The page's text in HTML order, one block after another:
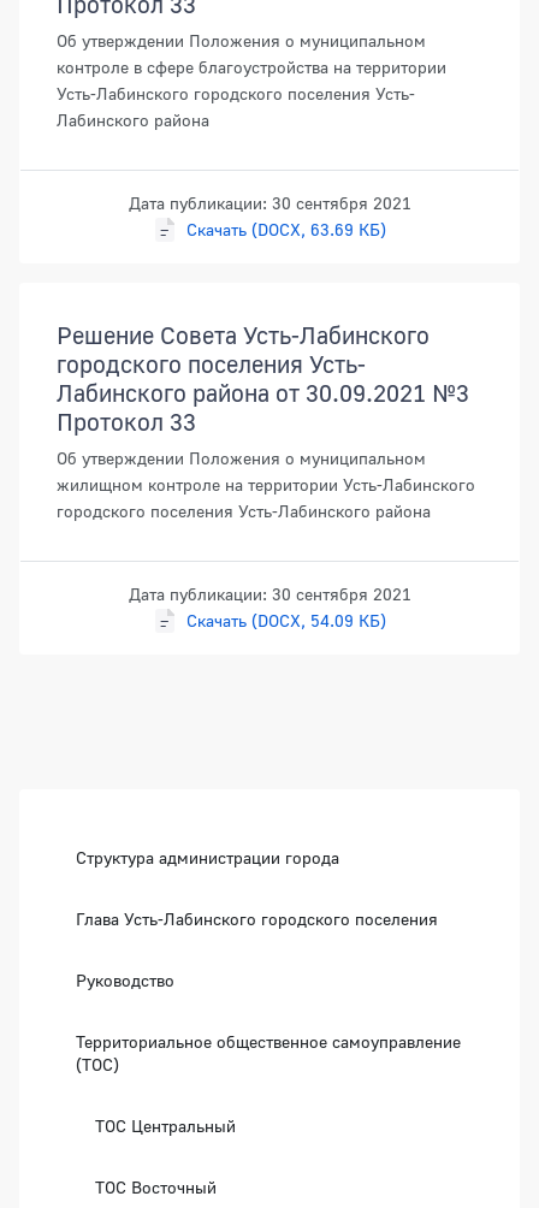
Об утверждении Положения о муниципальном
контроле в сфере благоустройства на территории
Усть-Лабинского городского поселения Усть-
Лабинского района
Дата публикации: 30 сентября 2021
Скачать (DOCX, 63.69 КБ)
Решение Совета Усть-Лабинского
городского поселения Усть-
Лабинского района от 30.09.2021 №3
Протокол 33
Об утверждении Положения о муниципальном
жилищном контроле на территории Усть-Лабинского
городского поселения Усть-Лабинского района
Дата публикации: 30 сентября 2021
Скачать (DOCX, 54.09 КБ)
Структура администрации города
Глава Усть-Лабинского городского поселения
Руководство
Территориальное общественное самоуправление
(ТОС)
ТОС Центральный
ТОС Восточный